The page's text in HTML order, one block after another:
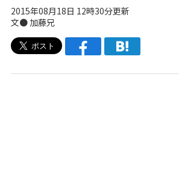
2015年08月18日 12時30分更新
文● 加藤兄